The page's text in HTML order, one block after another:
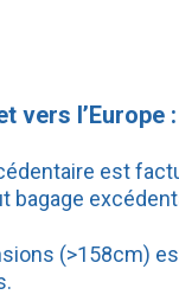
vers l’Europe :
est
bagage
(>158cm)